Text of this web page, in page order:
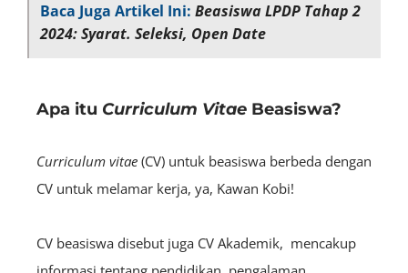
Baca Juga Artikel Ini: Beasiswa LPDP Tahap 2
2024: Syarat. Seleksi, Open Date
Apa itu Curriculum Vitae Beasiswa?
Curriculum vitae (CV) untuk beasiswa berbeda dengan
CV untuk melamar kerja, ya, Kawan Kobi!
CV beasiswa disebut juga CV Akademik, mencakup